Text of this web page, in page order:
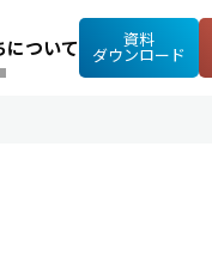
について
資料
ダウンロード